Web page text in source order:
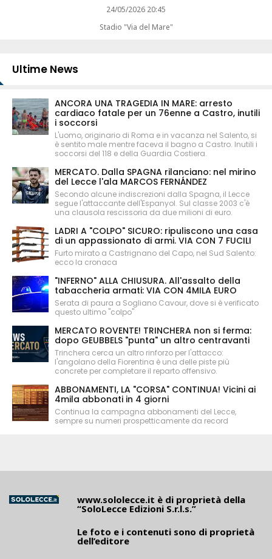
24/05/2026 20:45
Stadio "Via del Mare"
Ultime News
ANCORA UNA TRAGEDIA IN MARE: arresto
cardiaco fatale per un 76enne a Castro, inutili
i soccorsi
L'uomo, originario di Roma e in vacanza nel Salento, si
è sentito male mentre faceva il bagno a Castro. Inutili i
soccorsi del 118 e della Guardia Costiera.
MERCATO. Dalla SPAGNA rilanciano: nel mirino
del Lecce l'ala MARCOS FERNÁNDEZ
Secondo alcune indiscrezioni dalla Spagna, il Lecce
segue l'attaccante dell'Espanyol. Sul classe 2003 c'è
una clausola rescissoria da due milioni di euro.
LADRI A "COLPO" SICURO: ripuliscono una casa
di un appassionato di armi. VIA CON 7 FUCILI
Furto mirato a Castrignano del Capo, nel Sud Salento:
ecco la cronaca
"INFERNO" ALLA CHIUSURA. All'assalto della
tabaccheria armati: VIA CON 4MILA EURO
Serata di paura a Sogliano Cavour, dove si è verificato
questo ultimo "colpo"
MERCATO ROVENTE! TRINCHERA non si ferma:
dopo GEUBBELS "punta" un altro centravanti
Trinchera cerca un altro rinforzo per l'attacco:
l'angolano della Fiorentina è una delle piste più
concrete per completare il reparto offensivo.
ABBONAMENTI, LA "CORSA" CONTINUA! Vicini ai
4mila abbonati in 4 giorni
Continua la campagna abbonamenti del Lecce,
sempre su numeri prospetticamente da record
www.sololecce.it è di proprietà della
“SoloLecce Edizioni S.r.l.s.”
Le foto e i contenuti sono di proprietà
dell’editore